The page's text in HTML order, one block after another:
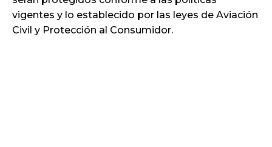
vigentes y lo establecido por las leyes de Aviación
Civil y Protección al Consumidor.